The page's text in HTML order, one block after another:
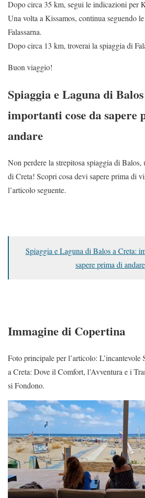
Dopo circa 35 km, segui le indicazioni per
Una volta a Kissamos, continua seguendo
Falassarna.
Dopo circa 13 km, troverai la spiaggia di
Buon viaggio!
Spiaggia e Laguna di
importanti cose da sapere
andare
Non perdere la strepitosa spiaggia di Balos,
di Creta! Scopri cosa devi sapere prima di
l’articolo seguente.
Spiaggia e Laguna di Balos a Creta:
sapere prima di andare
Immagine di Copertina
Foto principale per l’articolo: L’incantevole
a Creta: Dove il Comfort, l’Avventura e i
si Fondono.